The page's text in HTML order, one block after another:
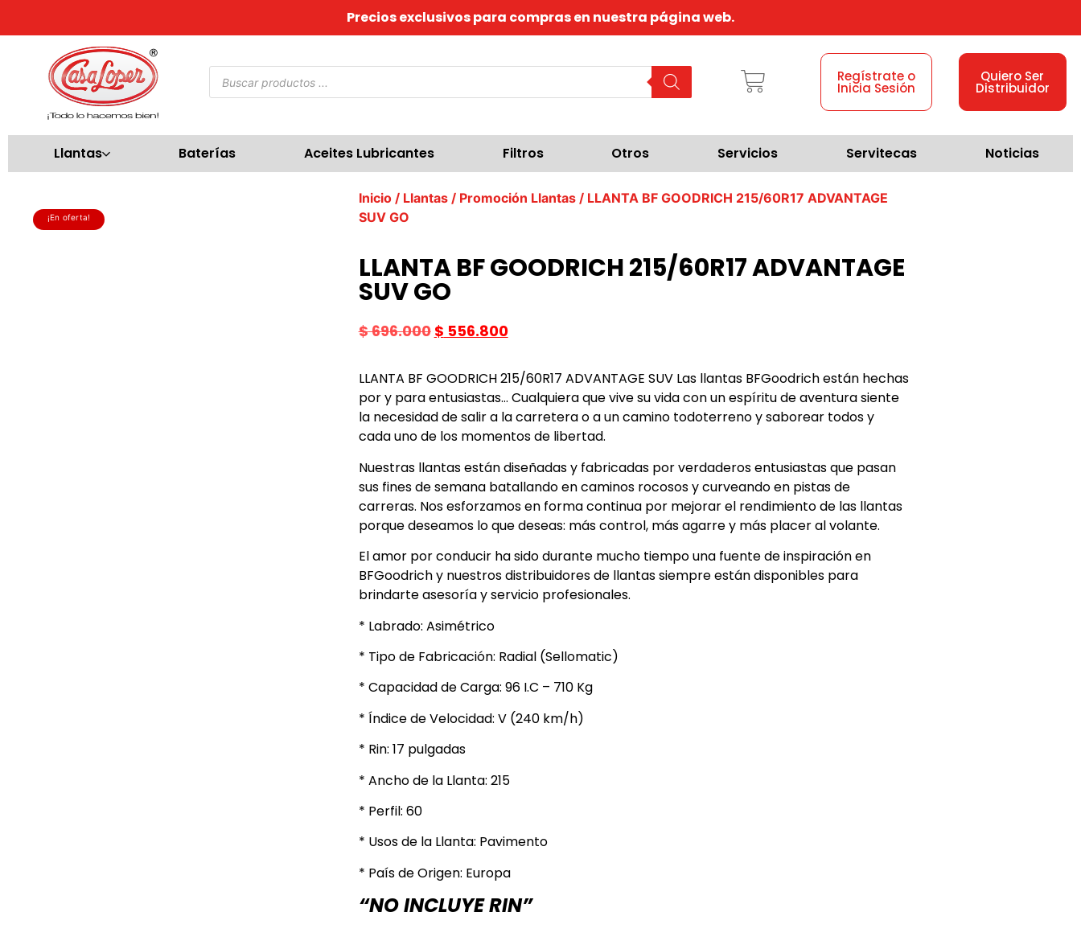
Precios exclusivos para compras en nuestra página web.
Regístrate o
Inicia Sesión
Quiero Ser
Distribuidor
Llantas Baterías Aceites Lubricantes Filtros Otros Servicios Servitecas Noticias
¡En oferta!
Inicio/ Llantas/ Promoción Llantas/ LLANTA BF GOODRICH 215/60R17 ADVANTAGE
SUV GO
LLANTA BF GOODRICH 215/60R17 ADVANTAGE
SUV GO
$696.000 $ 556.800
LLANTA BF GOODRICH 215/60R17 ADVANTAGE SUV Las llantas BFGoodrich están hechas
por y para entusiastas… Cualquiera que vive su vida con un espíritu de aventura siente
la necesidad de salir a la carretera o a un camino todoterreno y saborear todos y
cada uno de los momentos de libertad.
Nuestras llantas están diseñadas y fabricadas por verdaderos entusiastas que pasan
sus fines de semana batallando en caminos rocosos y curveando en pistas de
carreras. Nos esforzamos en forma continua por mejorar el rendimiento de las llantas
porque deseamos lo que deseas: más control, más agarre y más placer al volante.
El amor por conducir ha sido durante mucho tiempo una fuente de inspiración en
BFGoodrich y nuestros distribuidores de llantas siempre están disponibles para
brindarte asesoría y servicio profesionales.
* Labrado: Asimétrico
* Tipo de Fabricación: Radial (Sellomatic)
* Capacidad de Carga: 96 I.C – 710 Kg
* Índice de Velocidad: V (240 km/h)
* Rin: 17 pulgadas
* Ancho de la Llanta: 215
* Perfil: 60
* Usos de la Llanta: Pavimento
* País de Origen: Europa
“NO INCLUYE RIN”